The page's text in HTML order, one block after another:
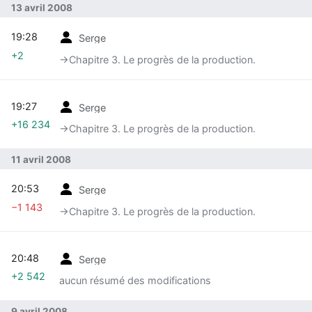
13 avril 2008
Serge
→‎Chapitre 3. Le progrès de la production.
19:28
+2
Serge
→‎Chapitre 3. Le progrès de la production.
19:27
+16 234
11 avril 2008
Serge
→‎Chapitre 3. Le progrès de la production.
20:53
−1 143
Serge
aucun résumé des modifications
20:48
+2 542